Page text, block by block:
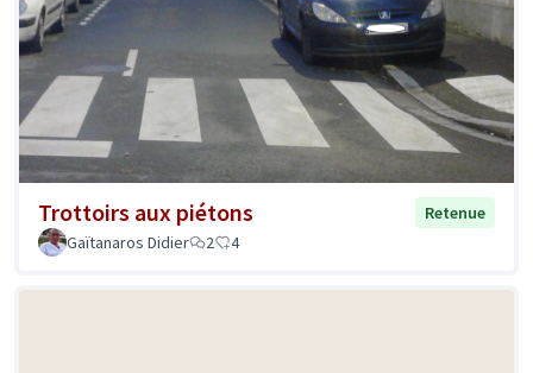
Trottoirs aux piétons
Retenue
Gaïtanaros Didier
2 4